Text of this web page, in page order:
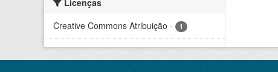
Licenças
Creative Commons Atribuição - 1